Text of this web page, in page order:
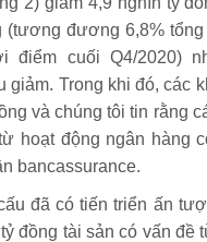
(tương đương 6,8%
điểm cuối Q4/2020)
giảm. Trong khi đó, các
và chúng tôi tin rằng
hoạt động ngân hàng
bancassurance.
đã có tiến triển ấn
đồng tài sản có vấn đề